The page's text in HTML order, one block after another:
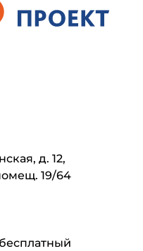
д. 12,
19/64